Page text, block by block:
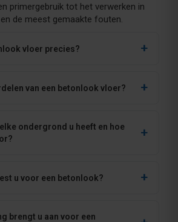
primergebruik tot het verwerken in
de meest gemaakte fouten.
vloer precies?
van een betonlook vloer?
ondergrond u heeft en hoe
u voor een betonlook?
brengt u aan voor een